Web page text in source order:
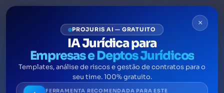
Gestão jurídica: entenda e
×
PROJURIS AI — GRATUITO
IA Jurídica para
Empresas e Deptos Jurídicos
Templates, análise de riscos e gestão de contratos para o
seu time. 100% gratuito.
FERRAMENTA RECOMENDADA PARA ESTE